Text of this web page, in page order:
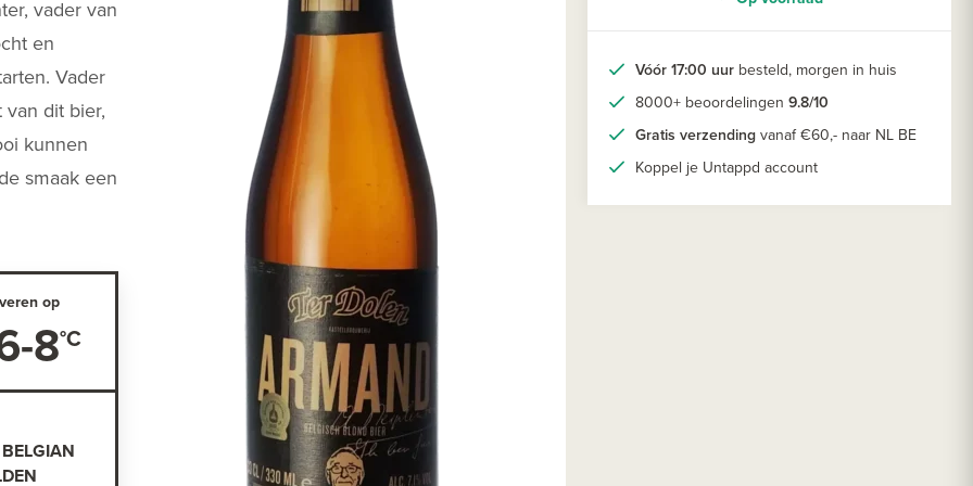
vader van
en
Vader
dit bier,
kunnen
smaak een
op
8
Vóór 17:00 uur besteld, morgen in huis
8000+ beoordelingen 9.8/10
Gratis verzending vanaf €60,- naar NL BE
Koppel je Untappd account